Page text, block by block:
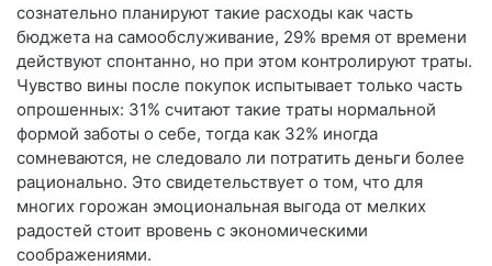
сознательно планируют такие расходы как часть
бюджета на самообслуживание, 29% время от времени
действуют спонтанно, но при этом контролируют траты.
Чувство вины после покупок испытывает только часть
опрошенных: 31% считают такие траты нормальной
формой заботы о себе, тогда как 32% иногда
сомневаются, не следовало ли потратить деньги более
рационально. Это свидетельствует о том, что для
многих горожан эмоциональная выгода от мелких
радостей стоит вровень с экономическими
соображениями.